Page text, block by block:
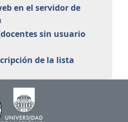
en el servidor de
sin usuario
de la lista